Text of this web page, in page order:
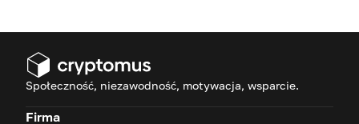
Społeczność, niezawodność, motywacja, wsparcie.
Firma